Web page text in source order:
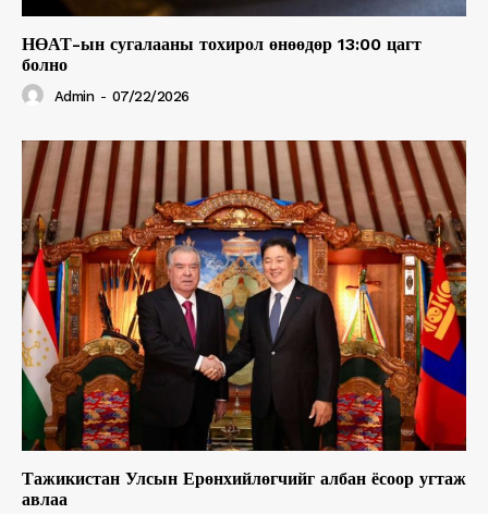
НӨАТ-ын сугалааны тохирол өнөөдөр 13:00 цагт
болно
Admin - 07/22/2026
Тажикистан Улсын Ерөнхийлөгчийг албан ёсоор угтаж
авлаа